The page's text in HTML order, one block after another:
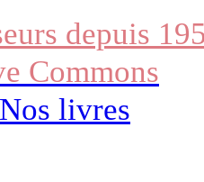
depuis
Commons
Nos livres